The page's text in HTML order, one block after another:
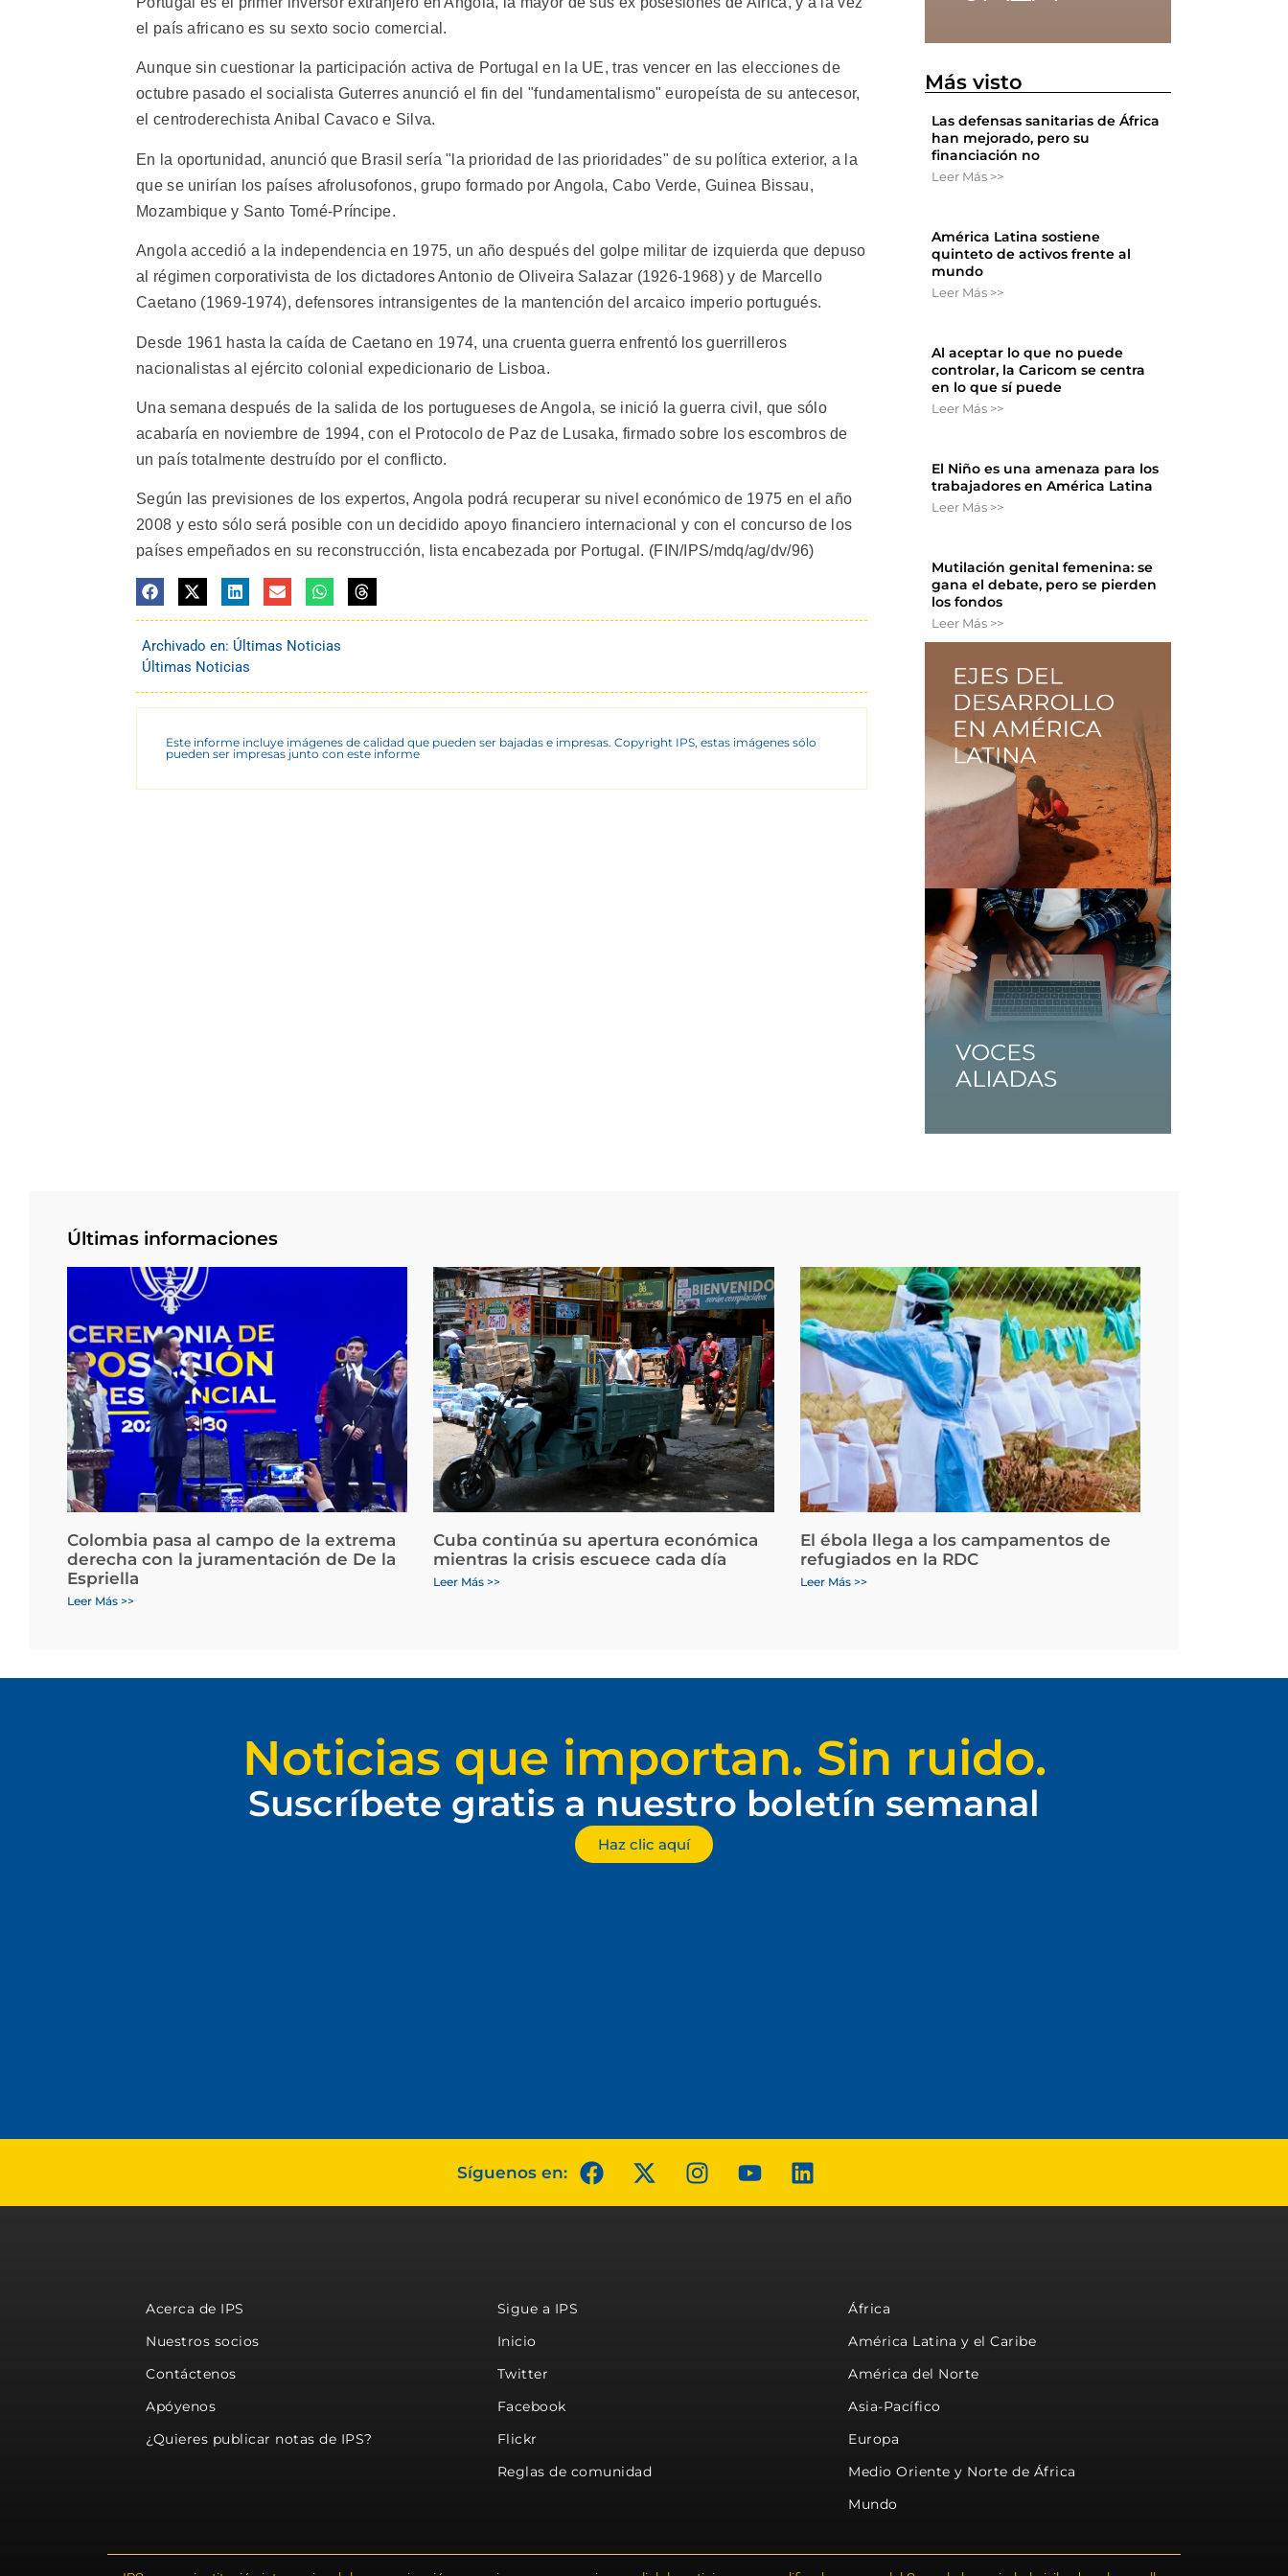
el país africano es su sexto socio comercial.
Aunque sin cuestionar la participación activa de Portugal en la UE, tras vencer en las elecciones de
octubre pasado el socialista Guterres anunció el fin del "fundamentalismo" europeísta de su antecesor,
el centroderechista Anibal Cavaco e Silva.
En la oportunidad, anunció que Brasil sería "la prioridad de las prioridades" de su política exterior, a la
que se unirían los países afrolusofonos, grupo formado por Angola, Cabo Verde, Guinea Bissau,
Mozambique y Santo Tomé-Príncipe.
Angola accedió a la independencia en 1975, un año después del golpe militar de izquierda que depuso
al régimen corporativista de los dictadores Antonio de Oliveira Salazar (1926-1968) y de Marcello
Caetano (1969-1974), defensores intransigentes de la mantención del arcaico imperio portugués.
Desde 1961 hasta la caída de Caetano en 1974, una cruenta guerra enfrentó los guerrilleros
nacionalistas al ejército colonial expedicionario de Lisboa.
Una semana después de la salida de los portugueses de Angola, se inició la guerra civil, que sólo
acabaría en noviembre de 1994, con el Protocolo de Paz de Lusaka, firmado sobre los escombros de
un país totalmente destruído por el conflicto.
Según las previsiones de los expertos, Angola podrá recuperar su nivel económico de 1975 en el año
2008 y esto sólo será posible con un decidido apoyo financiero internacional y con el concurso de los
países empeñados en su reconstrucción, lista encabezada por Portugal. (FIN/IPS/mdq/ag/dv/96)
Archivado en: Últimas Noticias
Últimas Noticias
Este informe incluye imágenes de calidad que pueden ser bajadas e impresas. Copyright IPS, estas imágenes sólo
pueden ser impresas junto con este informe
Más visto
Las defensas sanitarias de África
han mejorado, pero su
financiación no
Leer Más >>
América Latina sostiene
quinteto de activos frente al
mundo
Leer Más >>
Al aceptar lo que no puede
controlar, la Caricom se centra
en lo que sí puede
Leer Más >>
El Niño es una amenaza para los
trabajadores en América Latina
Leer Más >>
Mutilación genital femenina: se
gana el debate, pero se pierden
los fondos
Leer Más >>
Últimas informaciones
Colombia pasa al campo de la extrema
derecha con la juramentación de De la
Espriella
Leer Más >>
Cuba continúa su apertura económica
mientras la crisis escuece cada día
Leer Más >>
El ébola llega a los campamentos de
refugiados en la RDC
Leer Más >>
Noticias que importan. Sin ruido.
Suscríbete gratis a nuestro boletín semanal
Haz clic aquí
Síguenos en:
Acerca de IPS
Nuestros socios
Contáctenos
Apóyenos
¿Quieres publicar notas de IPS?
Sigue a IPS
Inicio
Twitter
Facebook
Flickr
Reglas de comunidad
África
América Latina y el Caribe
América del Norte
Asia-Pacífico
Europa
Medio Oriente y Norte de África
Mundo